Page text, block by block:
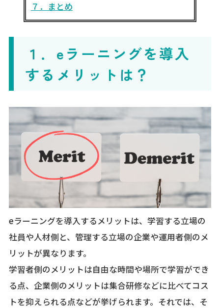
７．まとめ
１．eラーニングを導入
するメリットは？
eラーニングを導入するメリットは、学習する立場の
社員や人材側と、管理する立場の企業や運用者側のメ
リットが異なります。
学習者側のメリットは自由な時間や場所で学習ができ
る点、企業側のメリットは集合研修などに比べてコス
トを抑えられる点などが挙げられます。それでは、そ